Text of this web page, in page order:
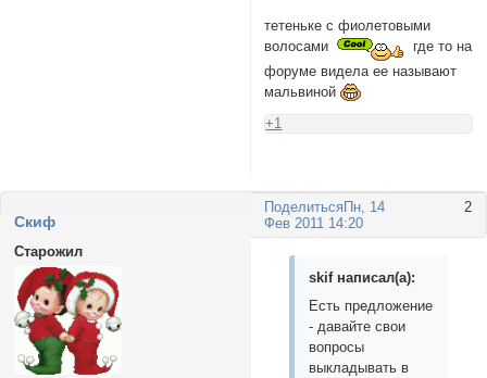
тетеньке с фиолетовыми
волосами
где то на
форуме видела ее называют
мальвиной
+1
Поделиться 2
Пн, 14
Фев 2011 14:20
Cкиф
Старожил
skif написал(а):
Есть предложение
- давайте свои
вопросы
выкладывать в